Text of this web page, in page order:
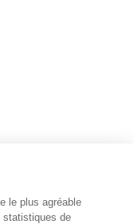
le plus agréable
statistiques de